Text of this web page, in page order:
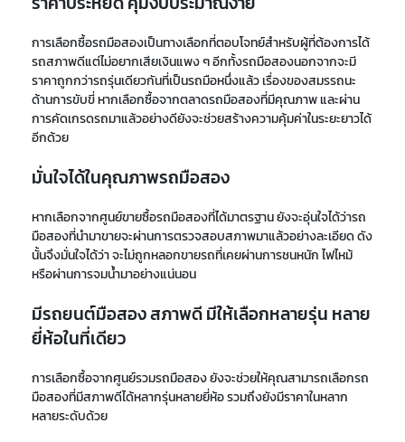
การเลือกซื้อรถมือสองเป็นทางเลือกที่ตอบโจทย์สำหรับผู้ที่ต้องการได้
รถสภาพดีแต่ไม่อยากเสียเงินแพง ๆ อีกทั้งรถมือสองนอกจากจะมี
ราคาถูกกว่ารถรุ่นเดียวกันที่เป็นรถมือหนึ่งแล้ว เรื่องของสมรรถนะ
ด้านการขับขี่ หากเลือกซื้อจากตลาดรถมือสองที่มีคุณภาพ และผ่าน
การคัดเกรดรถมาแล้วอย่างดียังจะช่วยสร้างความคุ้มค่าในระยะยาวได้
อีกด้วย
มั่นใจได้ในคุณภาพรถมือสอง
หากเลือกจากศูนย์ขายซื้อรถมือสองที่ได้มาตรฐาน ยังจะอุ่นใจได้ว่ารถ
มือสองที่นำมาขายจะผ่านการตรวจสอบสภาพมาแล้วอย่างละเอียด ดัง
นั้นจึงมั่นใจได้ว่า จะไม่ถูกหลอกขายรถที่เคยผ่านการชนหนัก ไฟไหม้
หรือผ่านการจมน้ำมาอย่างแน่นอน
มีรถยนต์มือสอง สภาพดี มีให้เลือกหลายรุ่น หลาย
ยี่ห้อในที่เดียว
การเลือกซื้อจากศูนย์รวมรถมือสอง ยังจะช่วยให้คุณสามารถเลือกรถ
มือสองที่มีสภาพดีได้หลากรุ่นหลายยี่ห้อ รวมถึงยังมีราคาในหลาก
หลายระดับด้วย